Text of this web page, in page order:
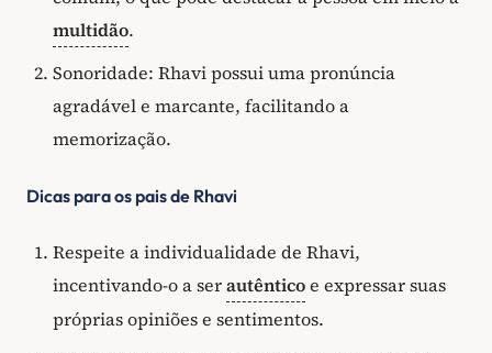
multidão.
Sonoridade: Rhavi possui uma pronúncia
agradável e marcante, facilitando a
memorização.
Dicas para os pais de Rhavi
Respeite a individualidade de Rhavi,
incentivando-o a serautênticoe expressar suas
próprias opiniões e sentimentos.